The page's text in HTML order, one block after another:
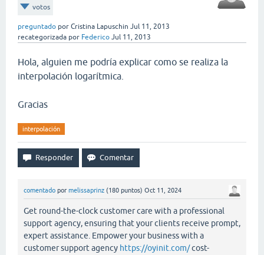
votos
preguntado por Cristina Lapuschin Jul 11, 2013
recategorizada por Federico Jul 11, 2013
Hola, alguien me podría explicar como se realiza la
interpolación logarítmica.
Gracias
interpolación
comentado por melissaprinz (180 puntos) Oct 11, 2024
Get round-the-clock customer care with a professional
support agency, ensuring that your clients receive prompt,
expert assistance. Empower your business with a
customer support agency https://oyinit.com/cost-